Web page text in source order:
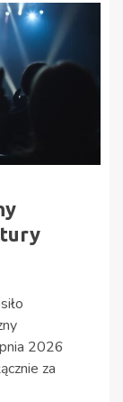
2026
za